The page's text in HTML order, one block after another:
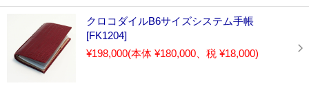
クロコダイルB6サイズシステム手帳
[FK1204]
¥198,000(本体 ¥180,000、税 ¥18,000)